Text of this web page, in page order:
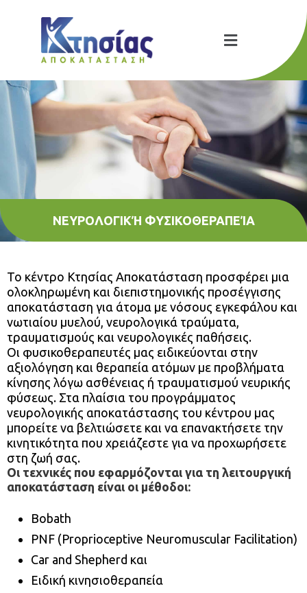
ΝΕΥΡΟΛΟΓΙΚΉ ΦΥΣΙΚΟΘΕΡΑΠΕΊΑ
Το κέντρο Κτησίας Αποκατάσταση προσφέρει μια
ολοκληρωμένη και διεπιστημονικής προσέγγισης
αποκατάσταση για άτομα με νόσους εγκεφάλου και
νωτιαίου μυελού, νευρολογικά τραύματα,
τραυματισμούς και νευρολογικές παθήσεις.
Οι φυσικοθεραπευτές μας ειδικεύονται στην
αξιολόγηση και θεραπεία ατόμων με προβλήματα
κίνησης λόγω ασθένειας ή τραυματισμού νευρικής
φύσεως. Στα πλαίσια του προγράμματος
νευρολογικής αποκατάστασης του κέντρου μας
μπορείτε να βελτιώσετε και να επανακτήσετε την
κινητικότητα που χρειάζεστε για να προχωρήσετε
στη ζωή σας.
Οι τεχνικές που εφαρμόζονται για τη λειτουργική
αποκατάσταση είναι οι μέθοδοι:
Bobath
PNF (Proprioceptive Neuromuscular Facilitation)
Car and Shepherd και
Ειδική κινησιοθεραπεία